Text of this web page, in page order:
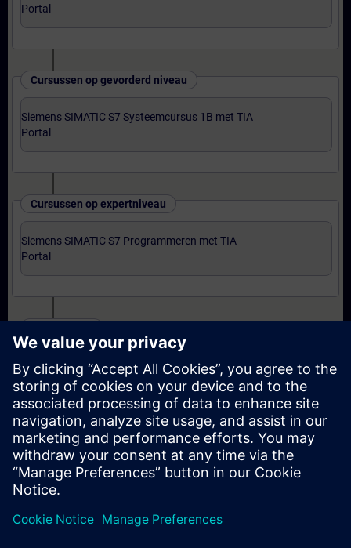
Portal
Cursussen op gevorderd niveau
Siemens SIMATIC S7 Systeemcursus 1B met TIA
Portal
Cursussen op expertniveau
Siemens SIMATIC S7 Programmeren met TIA
Portal
Voorbereiding-oefenexamen Programmer met TIA
Portal
Examen Siemens Certified Programmer met TIA
Portal